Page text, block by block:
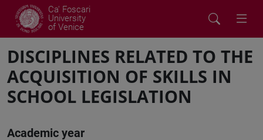
Ca' Foscari
University
of Venice
DISCIPLINES RELATED TO THE
ACQUISITION OF SKILLS IN
SCHOOL LEGISLATION
Academic year